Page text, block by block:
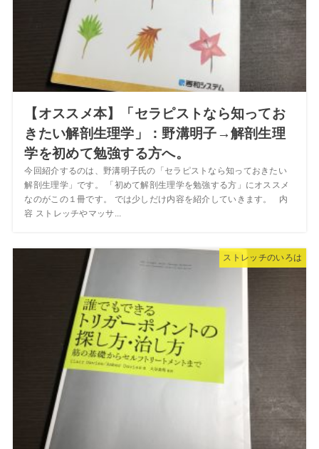
【オススメ本】「セラピストなら知ってお
きたい解剖生理学」：野溝明子→解剖生理
学を初めて勉強する方へ。
今回紹介するのは、野溝明子氏の「セラピストなら知っておきたい
解剖生理学」です。 「初めて解剖生理学を勉強する方」にオススメ
なのがこの１冊です。 では少しだけ内容を紹介していきます。 内
容 ストレッチやマッサ...
ストレッチのいろは